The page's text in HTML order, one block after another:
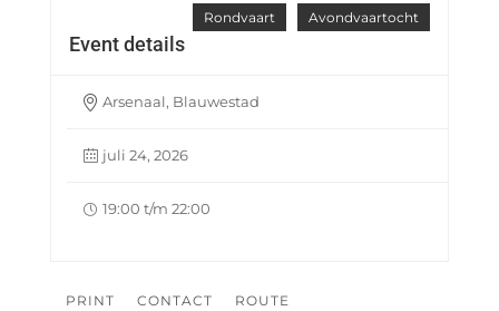
Avondvaartocht
Rondvaart
Event details
Arsenaal, Blauwestad
juli 24, 2026
19:00 t/m 22:00
PRINT CONTACT ROUTE